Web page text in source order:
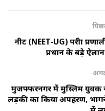
नीट (NEET-UG) परीक्षा
प्रधान के बड़े
मुजफ्फरनगर में मुस्लिम युवक ने
लड़की का किया अपहरण,